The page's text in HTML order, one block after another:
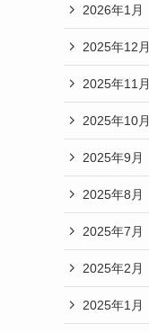
2026年1月
2025年12月
2025年11月
2025年10月
2025年9月
2025年8月
2025年7月
2025年2月
2025年1月